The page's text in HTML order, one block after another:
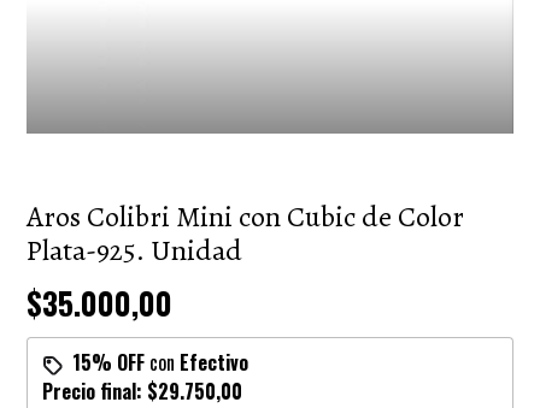
Aros Colibri Mini con Cubic de Color
Plata-925. Unidad
$35.000,00
15% OFF con Efectivo
Precio final: $29.750,00